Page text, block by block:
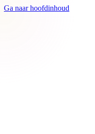
Ga naar hoofdinhoud